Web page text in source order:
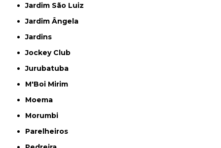
Jardim São Luiz
Jardim Ângela
Jardins
Jockey Club
Jurubatuba
M'Boi Mirim
Moema
Morumbi
Parelheiros